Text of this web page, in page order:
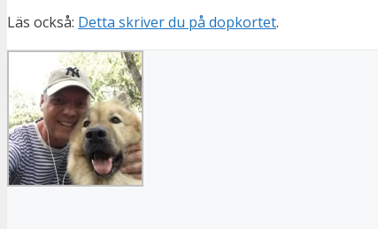
Läs också: Detta skriver du på dopkortet.